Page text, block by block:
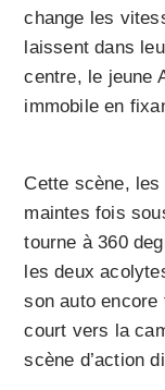
change les
laissent dans
centre, le jeune
immobile en
Cette scène, les
maintes fois
tourne à 360
les deux
son auto encore
court vers la
scène d’action